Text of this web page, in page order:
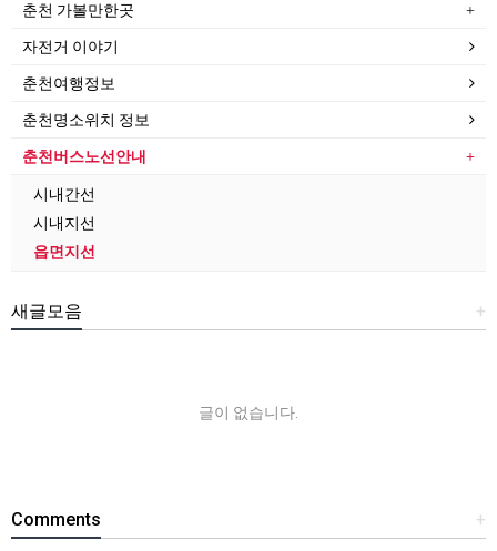
춘천 가볼만한곳
자전거 이야기
춘천여행정보
춘천명소위치 정보
춘천버스노선안내
시내간선
시내지선
읍면지선
+
새글모음
글이 없습니다.
+
Comments